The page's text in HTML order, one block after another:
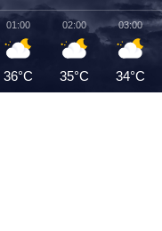
01:00
36°C
02:00
35°C
03:00
34°C